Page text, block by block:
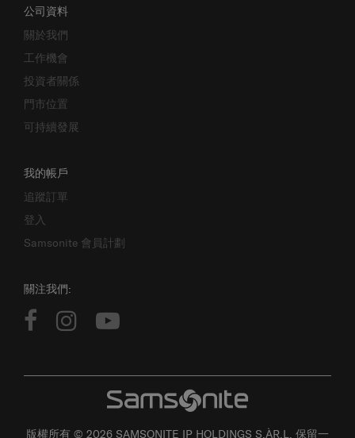
公司資料
關於我們
工作機會
投資者關係
門市位置
可持續發展
我的帳戶
追蹤訂單
登入
Samsonite 會員計劃
關注我們:
版權所有 © 2026 SAMSONITE IP HOLDINGS S.ÀR.L. 保留一